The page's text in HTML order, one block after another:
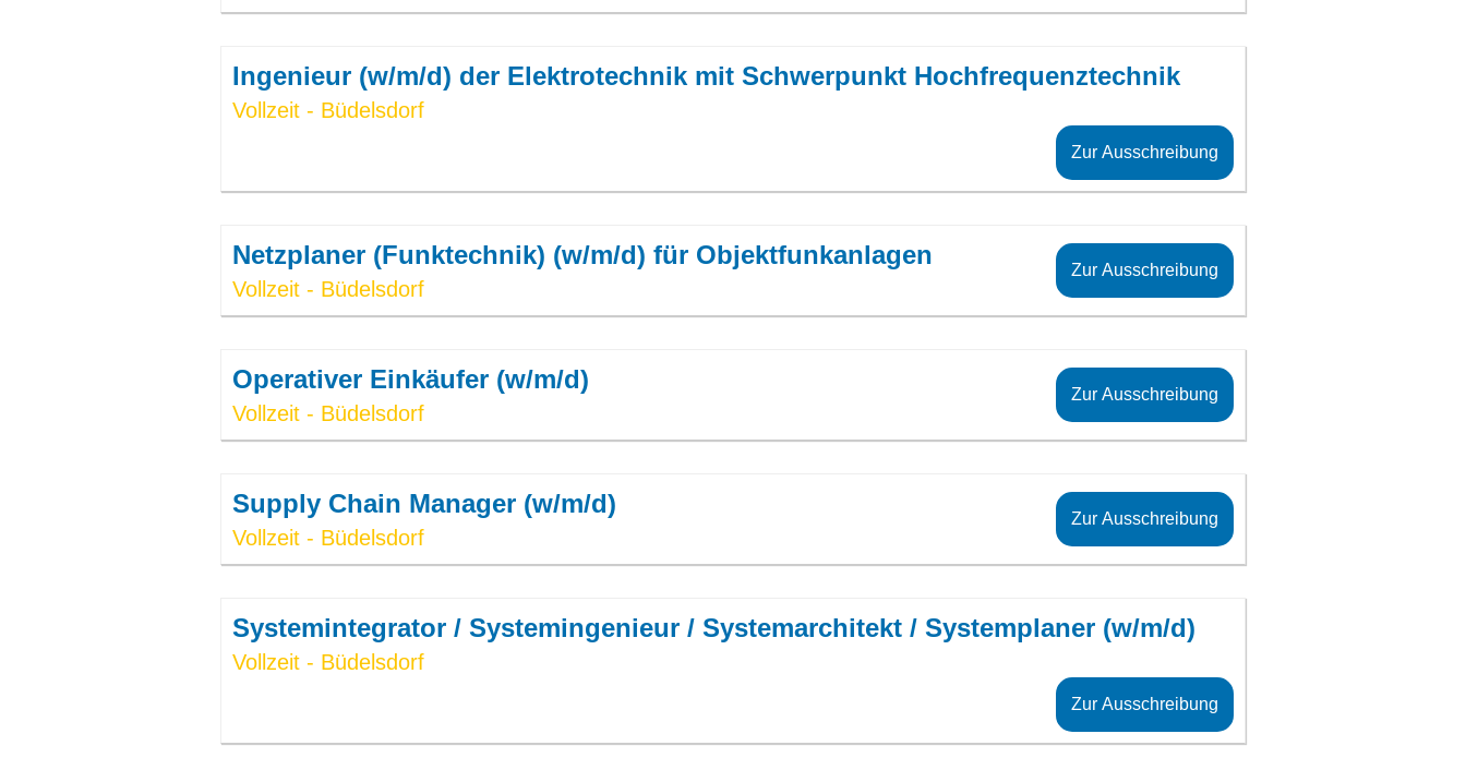
Ingenieur (w/m/d) der Elektrotechnik mit Schwerpunkt Hochfrequenztechnik
Vollzeit - Büdelsdorf
Zur Ausschreibung
Netzplaner (Funktechnik) (w/m/d) für Objektfunkanlagen
Vollzeit - Büdelsdorf
Zur Ausschreibung
Operativer Einkäufer (w/m/d)
Vollzeit - Büdelsdorf
Zur Ausschreibung
Supply Chain Manager (w/m/d)
Vollzeit - Büdelsdorf
Zur Ausschreibung
Systemintegrator / Systemingenieur / Systemarchitekt / Systemplaner (w/m/d)
Vollzeit - Büdelsdorf
Zur Ausschreibung